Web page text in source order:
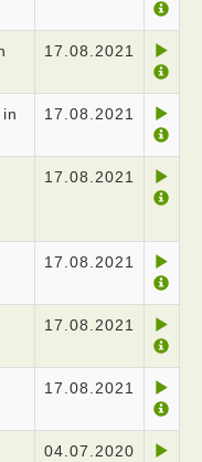
17.08.2021
17.08.2021
17.08.2021
17.08.2021
17.08.2021
17.08.2021
04.07.2020